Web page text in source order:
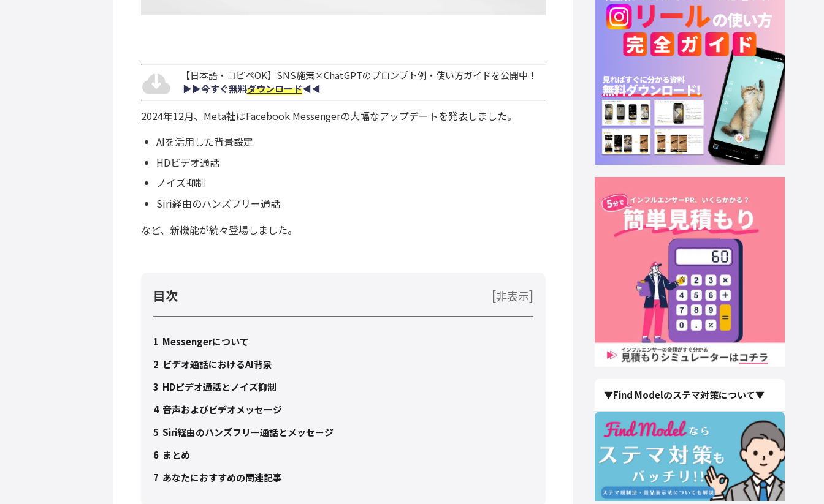
【日本語・コピペOK】SNS施策×ChatGPTのプロンプト例・使い方ガイドを公開中！
▶︎▶︎今すぐ無料ダウンロード◀︎◀︎
2024年12月、Meta社はFacebook Messengerの大幅なアップデートを発表しました。
AIを活用した背景設定
HDビデオ通話
ノイズ抑制
Siri経由のハンズフリー通話
など、新機能が続々登場しました。
目次 [非表示]
1 Messengerについて
2 ビデオ通話におけるAI背景
3 HDビデオ通話とノイズ抑制
4 音声およびビデオメッセージ
5 Siri経由のハンズフリー通話とメッセージ
6 まとめ
7 あなたにおすすめの関連記事
▼Find Modelのステマ対策について▼